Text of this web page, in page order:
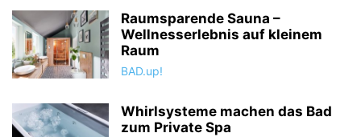
Raumsparende Sauna –
Wellnesserlebnis auf kleinem
Raum
BAD.up!
Whirlsysteme machen das Bad
zum Private Spa